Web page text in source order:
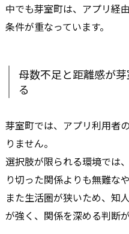
中でも芽室町は、アプリ経
条件が重なっています。
母数不足と距離感が
る
芽室町では、アプリ利用者
りません。
選択肢が限られる環境では
り切った関係よりも無難な
また生活圏が狭いため、知
が強く、関係を深める判断